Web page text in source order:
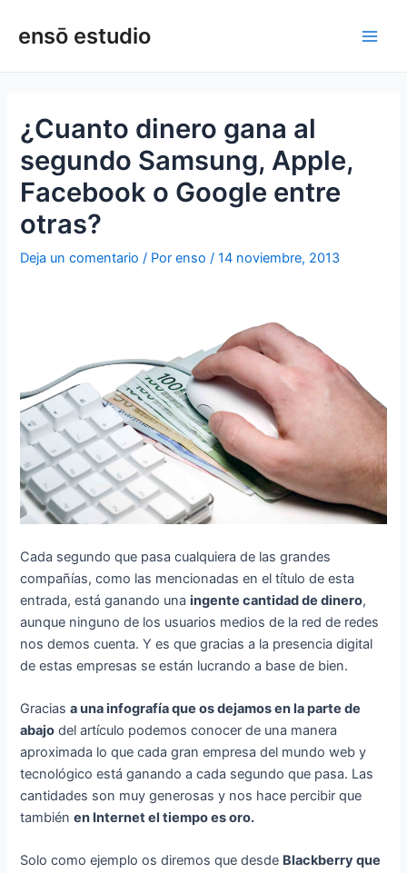
ensō estudio
¿Cuanto dinero gana al
segundo Samsung, Apple,
Facebook o Google entre
otras?
Deja un comentario / Porenso/14 noviembre, 2013
Cada segundo que pasa cualquiera de las grandes
compañías, como las mencionadas en el título de esta
entrada, está ganando unaingente cantidad de dinero,
aunque ninguno de los usuarios medios de la red de redes
nos demos cuenta. Y es que gracias a la presencia digital
de estas empresas se están lucrando a base de bien.
Graciasa una infografía que os dejamos en la parte de
abajo del artículo podemos conocer de una manera
aproximada lo que cada gran empresa del mundo web y
tecnológico está ganando a cada segundo que pasa. Las
cantidades son muy generosas y nos hace percibir que
tambiénen Internet el tiempo es oro.
Solo como ejemplo os diremos que desde Blackberry que
de